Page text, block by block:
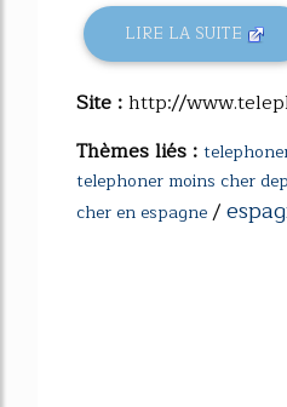
LIRE LA SUITE
Site :http://
Thèmes liés :
telephoner moins cher
cher en espagne/